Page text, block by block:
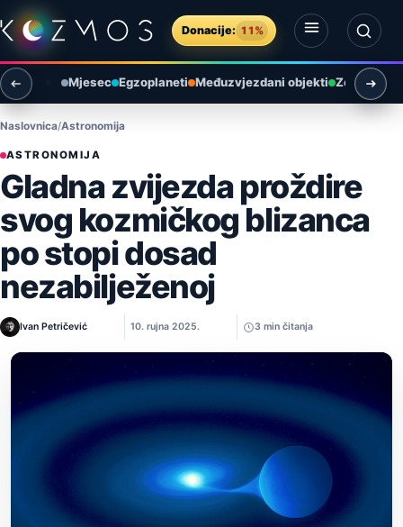
Preskoči na sadržaj
Donacije: 11%
Otvori izbornik
Otvori pretragu
Mjesec Egzoplaneti Međuzvjezdani objekti Zemlja i
Naslovnica Astronomija
ASTRONOMIJA
Gladna zvijezda proždire
svog kozmičkog blizanca
po stopi dosad
nezabilježenoj
Ivan Petričević 10. rujna 2025. 3 min čitanja